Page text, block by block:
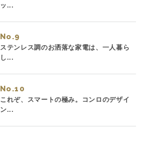
ッ...
No.
ステンレス調のお洒落な家電は、一人暮ら
し...
No.
これぞ、スマートの極み。コンロのデザイ
ン...